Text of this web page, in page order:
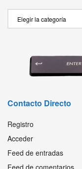
Contacto Directo
Registro
Acceder
Feed de entradas